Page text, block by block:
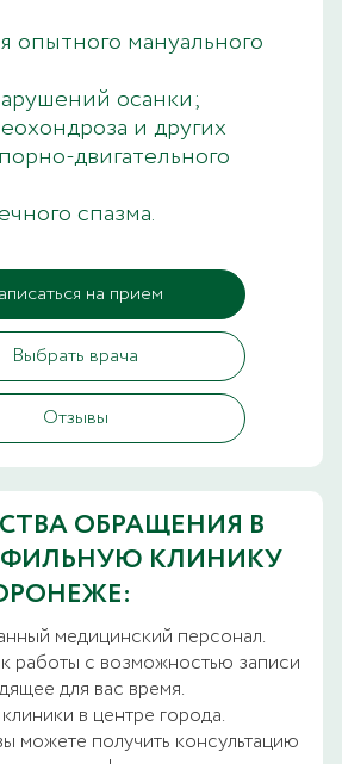
опытного мануального
осанки;
и других
двигательного
спазма.
на прием
Выбрать врача
Отзывы
ОБРАЩЕНИЯ В
КЛИНИКУ
медицинский персонал.
работы с возможностью записи
для вас время.
в центре города.
можете получить консультацию